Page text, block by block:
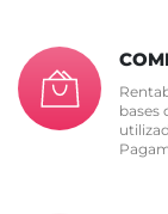
bases